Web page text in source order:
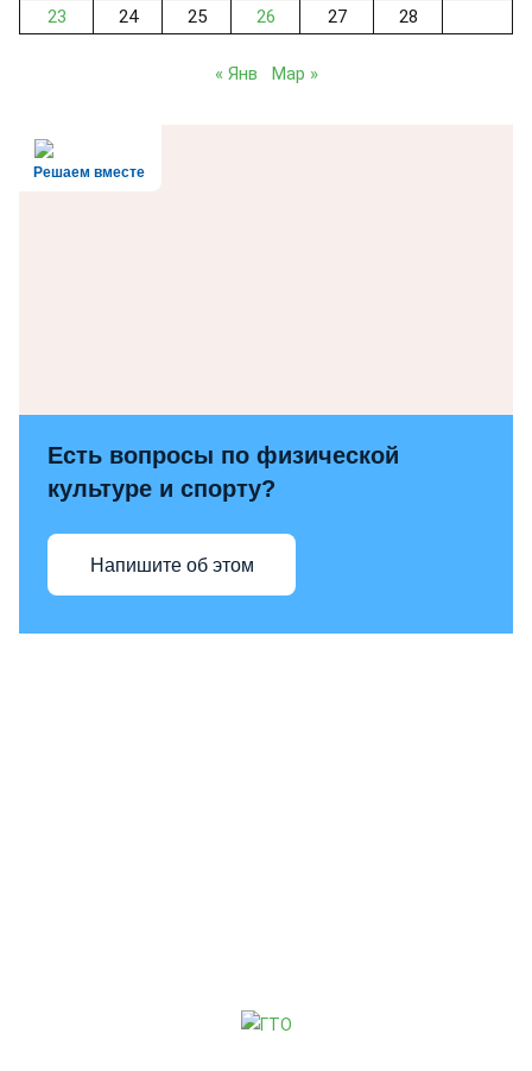
23
24 25 26 27 28
« Янв Мар »
Решаем вместе
Есть вопросы по физической
культуре и спорту?
Напишите об этом